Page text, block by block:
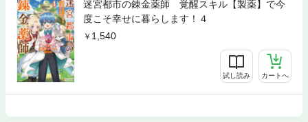
迷宮都市の錬金薬師 覚醒スキル【製薬】で今
度こそ幸せに暮らします！４
1,540
試し読み カートへ